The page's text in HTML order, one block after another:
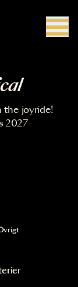
the joyride!
2027